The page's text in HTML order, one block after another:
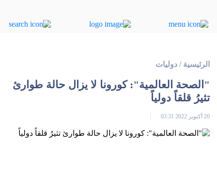
الرئيسية / دوليات
"الصحة العالمية": كورونا لا يزال حالة طوارئ
تثيرُ قلقاً دولياً
20 أكتوبر 2022 03:31